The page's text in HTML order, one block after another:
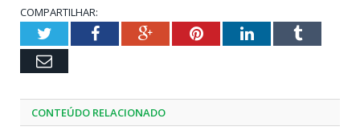
COMPARTILHAR:
TwitterFacebookGoogle+PinterestLinkedInTumblr
Email
CONTEÚDO RELACIONADO